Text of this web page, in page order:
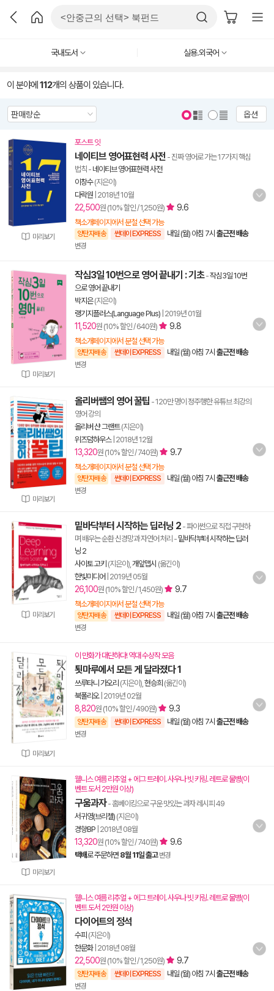
국내도서 실용.외국어
이 분야에 112개의 상품이 있습니다.
옵션
미리보기
포스트 잇
네이티브 영어표현력 사전 - 진짜 영어로 가는 17가지 핵심
법칙 - 네이티브 영어표현력 사전
이창수(지은이)
다락원 2018년 10월
22,500원 (10% 할인 / 1,250원) 9.6
책소개페이지에서 분철 선택 가능
양탄자배송 썬데이 EXPRESS 내일 (월) 아침 7시 출근전 배송
변경
미리보기
작심3일 10번으로 영어 끝내기 : 기초-작심3일 10번
으로 영어 끝내기
박지은(지은이)
랭기지플러스(Language Plus) 2019년 01월
11,520원 (10% 할인 / 640원) 9.8
책소개페이지에서 분철 선택 가능
양탄자배송 썬데이 EXPRESS 내일 (월) 아침 7시 출근전 배송
변경
미리보기
올리버쌤의 영어 꿀팁 - 120만 명이 정주행한 유튜브 최강의
영어 강의
올리버 샨 그랜트(지은이)
위즈덤하우스| 2018년 12월
13,320원 (10% 할인 / 740원) 9.7
책소개페이지에서 분철 선택 가능
양탄자배송 썬데이 EXPRESS 내일 (월) 아침 7시 출근전 배송
변경
미리보기
밑바닥부터 시작하는 딥러닝 2 - 파이썬으로 직접 구현하
며 배우는 순환 신경망과 자연어 처리 - 밑바닥부터 시작하는 딥러
닝 2
사이토 고키 (지은이), 개앞맵시 (옮긴이)
한빛미디어 2019년 05월
26,100원 (10% 할인 / 1,450원) 9.7
책소개페이지에서 분철 선택 가능
양탄자배송 썬데이 EXPRESS 내일 (월) 아침 7시 출근전 배송
변경
미리보기
이 만화가 대단하다! 역대 수상작 모음
툇마루에서 모든 게 달라졌다 1
쓰루타니 가오리 (지은이), 현승희 (옮긴이)
북폴리오| 2019년 02월
8,820원 (10% 할인 / 490원) 9.3
양탄자배송 썬데이 EXPRESS 내일 (월) 아침 7시 출근전 배송
변경
미리보기
웰니스 여름 리추얼 + 에그 트레이. 사우나 빗 키링. 레트로 물병(이
벤트 도서 2만원 이상)
구움과자- 홈베이킹으로 구운 맛있는 과자 레시피 49
서귀영(브리첼) (지은이)
경향BP 2018년 08월
13,320원 (10% 할인 / 740원) 9.6
택배로 주문하면 8월 11일 출고 변경
웰니스 여름 리추얼 + 에그 트레이. 사우나 빗 키링. 레트로 물병(이
벤트 도서 2만원 이상)
다이어트의 정석
수피 (지은이)
한문화| 2018년 08월
22,500원 (10% 할인 / 1,250원) 9.7
양탄자배송 썬데이 EXPRESS 내일 (월) 아침 7시 출근전 배송
변경